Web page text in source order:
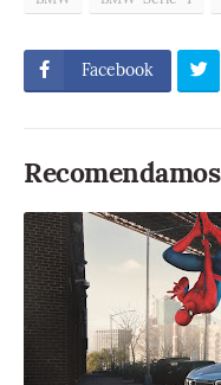
Facebook
Recomendamos